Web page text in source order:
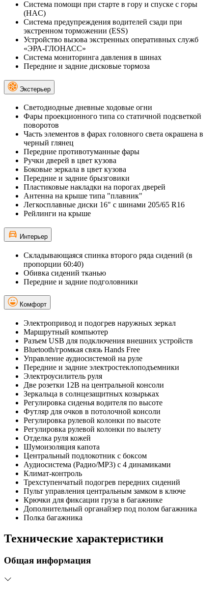
Система помощи при старте в гору и спуске с горы
(HAC)
Система предупреждения водителей сзади при
экстренном торможении (ESS)
Устройство вызова экстренных оперативных служб
«ЭРА-ГЛОНАСС»
Система мониторинга давления в шинах
Передние и задние дисковые тормоза
Экстерьер
Светодиодные дневные ходовые огни
Фары проекционного типа со статичной подсветкой
поворотов
Часть элементов в фарах головного света окрашена в
черный глянец
Передние противотуманные фары
Ручки дверей в цвет кузова
Боковые зеркала в цвет кузова
Передние и задние брызговики
Пластиковые накладки на порогах дверей
Антенна на крыше типа "плавник"
Легкосплавные диски 16" с шинами 205/65 R16
Рейлинги на крыше
Интерьер
Складывающаяся спинка второго ряда сидений (в
пропорции 60:40)
Обивка сидений тканью
Передние и задние подголовники
Комфорт
Электропривод и подогрев наружных зеркал
Маршрутный компьютер
Разъем USB для подключения внешних устройств
Bluetooth/громкая связь Hands Free
Управление аудиосистемой на руле
Передние и задние электростеклоподъемники
Электроусилитель руля
Две розетки 12В на центральной консоли
Зеркальца в солнцезащитных козырьках
Регулировка сиденья водителя по высоте
Футляр для очков в потолочной консоли
Регулировка рулевой колонки по высоте
Регулировка рулевой колонки по вылету
Отделка руля кожей
Шумоизоляция капота
Центральный подлокотник с боксом
Аудиосистема (Радио/MP3) с 4 динамиками
Климат-контроль
Трехступенчатый подогрев передних сидений
Пульт управления центральным замком в ключе
Крючки для фиксации груза в багажнике
Дополнительный органайзер под полом багажника
Полка багажника
Технические характеристики
Общая информация